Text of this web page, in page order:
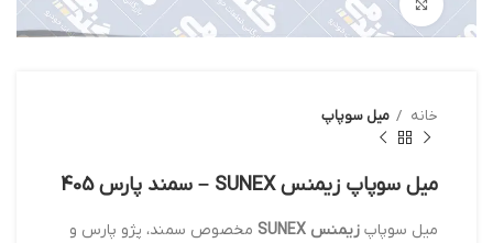
خانه میل سوپاپ
میل سوپاپ زیمنس SUNEX – سمند پارس 405
میل سوپاپ زیمنس SUNEX
مخصوص سمند، پژو پارس و